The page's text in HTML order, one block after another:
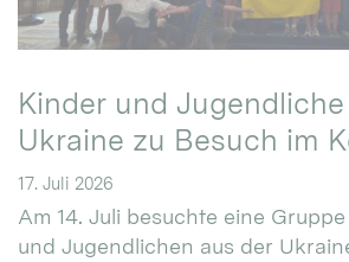
Kinder und
Ukraine zu Besuch im
17. Juli 2026
Am 14. Juli besuchte eine
und Jugendlichen aus der